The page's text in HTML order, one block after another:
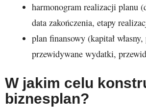
harmonogram realizacji planu
data zakończenia, etapy
plan finansowy (kapitał
przewidywane wydatki,
W jakim celu
biznesplan?